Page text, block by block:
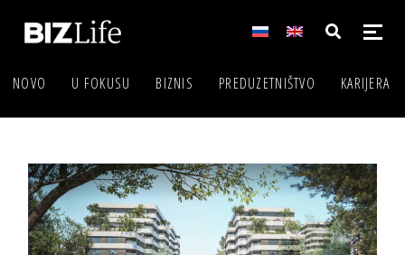
NOVO U FOKUSU BIZNIS PREDUZETNIŠTVO KARIJERA